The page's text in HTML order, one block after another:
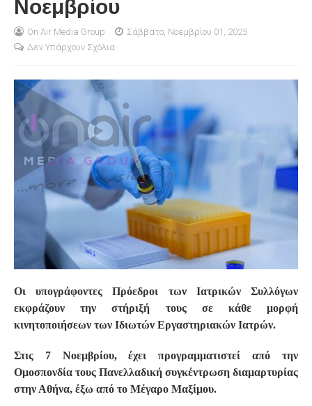
On Air Media Group
Σάββατο, Νοεμβρίου 01, 2025
Δεν Υπάρχουν Σχόλια
Οι υπογράφοντες Πρόεδροι των Ιατρικών Συλλόγων
εκφράζουν την στήριξή τους σε κάθε μορφή
κινητοποιήσεων των Ιδιωτών Εργαστηριακών Ιατρών.
Στις 7 Νοεμβρίου, έχει προγραμματιστεί από την
Ομοσπονδία τους Πανελλαδική συγκέντρωση διαμαρτυρίας
στην Αθήνα, έξω από το Μέγαρο Μαξίμου.